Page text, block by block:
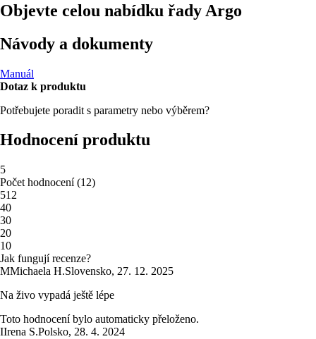
Objevte celou nabídku řady Argo
Návody a dokumenty
Manuál
Dotaz k produktu
Potřebujete poradit s parametry nebo výběrem?
Hodnocení produktu
5
Počet hodnocení(12)
512
40
30
20
10
Jak fungují recenze?
MMichaela H.Slovensko, 27. 12. 2025
Na živo vypadá ještě lépe
Toto hodnocení bylo automaticky přeloženo.
IIrena S.Polsko, 28. 4. 2024